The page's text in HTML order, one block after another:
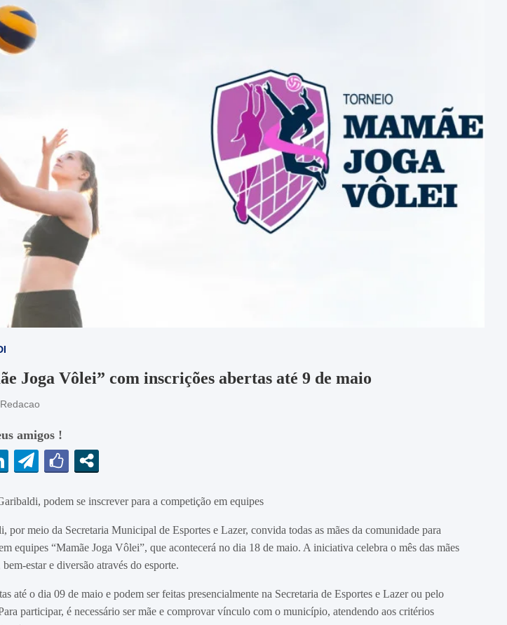
Joga Vôlei” com inscrições abertas até 9 de maio
amigos !
podem se inscrever para a competição em equipes
por meio da Secretaria Municipal de Esportes e Lazer, convida todas as mães da comunidade para
equipes “Mamãe Joga Vôlei”, que acontecerá no dia 18 de maio. A iniciativa celebra o mês das mães
estar e diversão através do esporte.
até o dia 09 de maio e podem ser feitas presencialmente na Secretaria de Esportes e Lazer ou pelo
participar, é necessário ser mãe e comprovar vínculo com o município, atendendo aos critérios